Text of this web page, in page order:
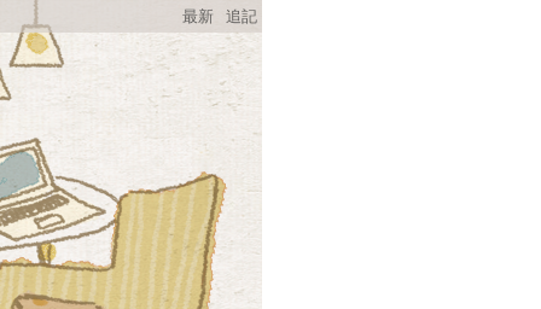
最新 追記